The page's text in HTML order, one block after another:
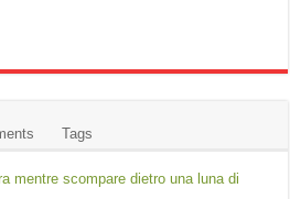
Tags
mentre scompare dietro una luna di